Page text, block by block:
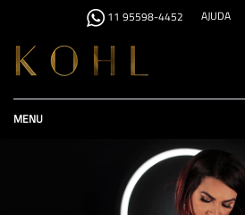
11 95598-4452 AJUDA
MENU